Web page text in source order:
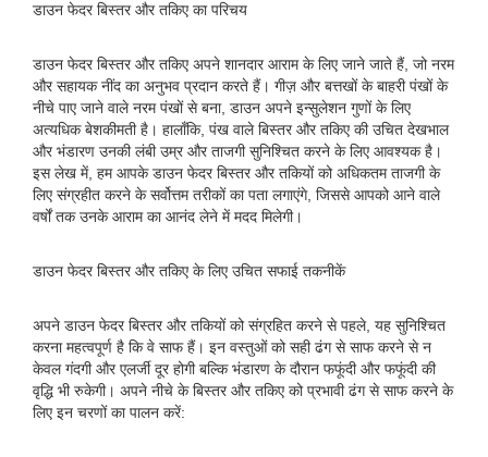
डाउन फेदर बिस्तर और तकिए का परिचय
डाउन फेदर बिस्तर और तकिए अपने शानदार आराम के लिए जाने जाते हैं, जो नरम
और सहायक नींद का अनुभव प्रदान करते हैं। गीज़ और बत्तखों के बाहरी पंखों के
नीचे पाए जाने वाले नरम पंखों से बना, डाउन अपने इन्सुलेशन गुणों के लिए
अत्यधिक बेशकीमती है। हालाँकि, पंख वाले बिस्तर और तकिए की उचित देखभाल
और भंडारण उनकी लंबी उम्र और ताजगी सुनिश्चित करने के लिए आवश्यक है।
इस लेख में, हम आपके डाउन फेदर बिस्तर और तकियों को अधिकतम ताजगी के
लिए संग्रहीत करने के सर्वोत्तम तरीकों का पता लगाएंगे, जिससे आपको आने वाले
वर्षों तक उनके आराम का आनंद लेने में मदद मिलेगी।
डाउन फेदर बिस्तर और तकिए के लिए उचित सफाई तकनीकें
अपने डाउन फेदर बिस्तर और तकियों को संग्रहित करने से पहले, यह सुनिश्चित
करना महत्वपूर्ण है कि वे साफ हैं। इन वस्तुओं को सही ढंग से साफ करने से न
केवल गंदगी और एलर्जी दूर होगी बल्कि भंडारण के दौरान फफूंदी और फफूंदी की
वृद्धि भी रुकेगी। अपने नीचे के बिस्तर और तकिए को प्रभावी ढंग से साफ करने के
लिए इन चरणों का पालन करें: